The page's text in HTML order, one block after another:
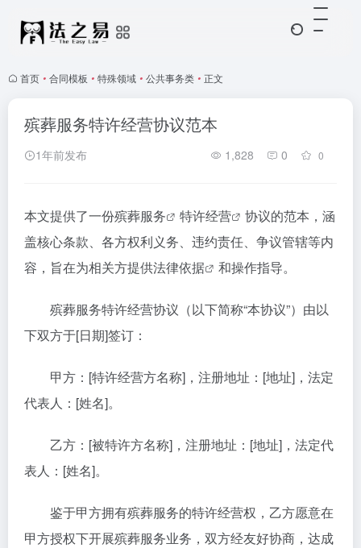
首页 • 合同模板 • 特殊领域 • 公共事务类 • 正文
殡葬服务特许经营协议范本
1年前发布 1,828 0 0
本文提供了一份殡葬服务 特许经营
协议的范本，涵
盖核心条款、各方权利义务、违约责任、争议管辖等内
容，旨在为相关方提供法律依据 和操作指导。
殡葬服务特许经营协议（以下简称“本协议”）由以
下双方于[日期]签订：
甲方：[特许经营方名称]，注册地址：[地址]，法定
代表人：[姓名]。
乙方：[被特许方名称]，注册地址：[地址]，法定代
表人：[姓名]。
鉴于甲方拥有殡葬服务的特许经营权，乙方愿意在
甲方授权下开展殡葬服务业务，双方经友好协商，达成